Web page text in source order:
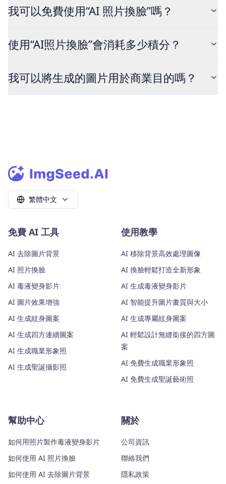
我可以免費使用“AI 照片換臉”嗎？
使用“AI照片換臉”會消耗多少積分？
我可以將生成的圖片用於商業目的嗎？
繁體中文
免費 AI 工具
AI 去除圖片背景
AI 照片換臉
AI 毒液變身影片
AI 圖片效果增強
AI 生成紋身圖案
AI 生成四方連續圖案
AI 生成職業形象照
AI 生成聖誕攝影照
使用教學
AI 移除背景高效處理圖像
AI 換臉輕鬆打造全新形象
AI 生成毒液變身影片
AI 智能提升圖片畫質與大小
AI 生成專屬紋身圖案
AI 輕鬆設計無縫銜接的四方圖
案
AI 免費生成職業形象照
AI 免費生成聖誕藝術照
幫助中心
如何用照片製作毒液變身影片
如何使用 AI 照片換臉
如何使用 AI 去除圖片背景
關於
公司資訊
聯絡我們
隱私政策